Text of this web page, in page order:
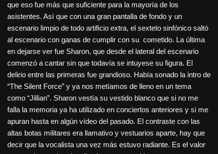
que eso fue más que suficiente para la mayoría de los
asistentes. Así que con una gran pantalla de fondo y un
escenario limpio de todo artificio extra, el sexteto sinfónico saltó
al escenario con ganas de cumplir con su cometido. La última
en dejarse ver fue Sharon, que desde el lateral del escenario
comenzó a cantar sin que todavía se intuyese su figura. El
delirio entre las primeras fue grandioso. Había sonado la intro de
“The Silent Force” y ya nos metíamos de lleno en un tema
como “Jillian”. Sharon vestía su vestido blanco que si no me
falla la memoria ya ha utilizado en conciertos anteriores y si me
apuran hasta en algún vídeo del pasado. El contraste con las
altas botas militares era llamativo y vestuarios aparte, hay que
decir que la vocalista una vez más estuvo radiante. Es el valor